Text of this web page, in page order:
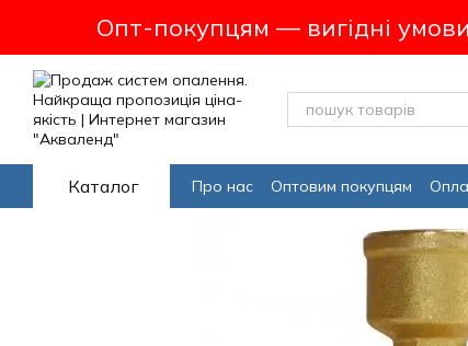
Перейти до основного контенту
Опт-покупцям — вигідні
Каталог Про нас Оптовим покупцям
Програма лояльсності